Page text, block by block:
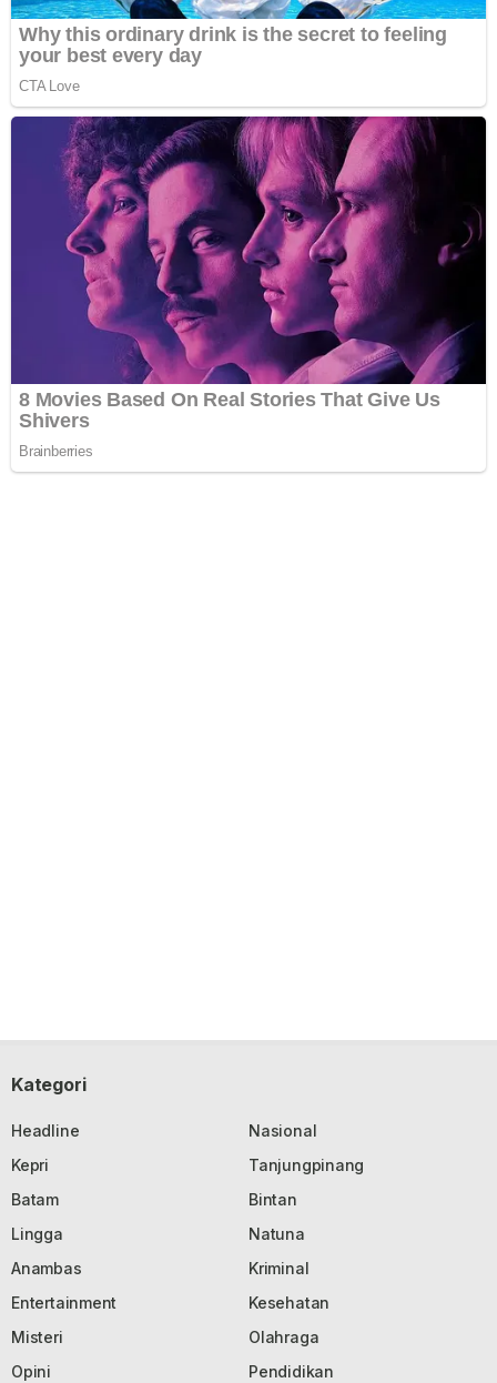
Kategori
Headline
Nasional
Kepri
Tanjungpinang
Batam
Bintan
Lingga
Natuna
Anambas
Kriminal
Entertainment
Kesehatan
Misteri
Olahraga
Opini
Pendidikan